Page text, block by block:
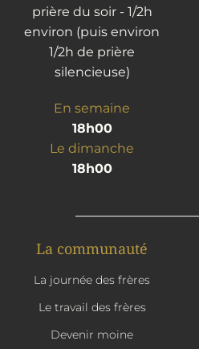
prière du soir - 1/2h
environ (puis environ
1/2h de prière
silencieuse)
En semaine
18h00
Le dimanche
18h00
La communauté
La journée des frères
Le travail des frères
Devenir moine